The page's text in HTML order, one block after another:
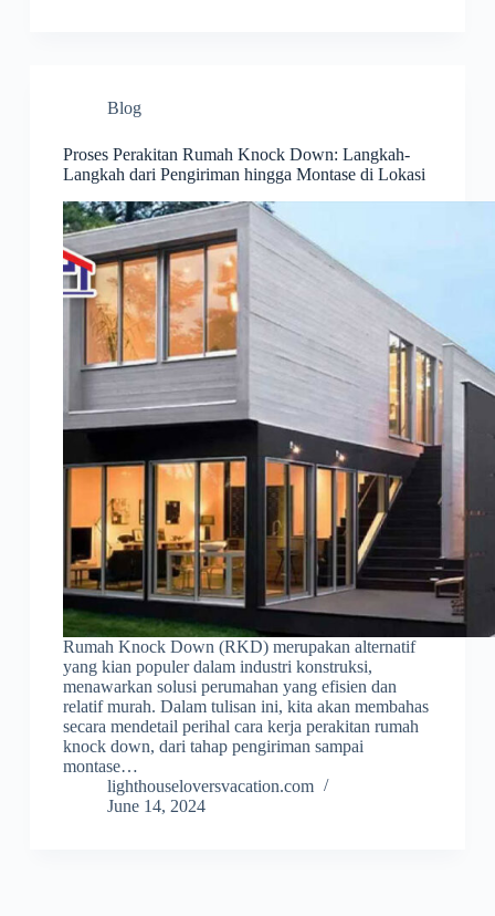
Blog
Proses Perakitan Rumah Knock Down: Langkah-
Langkah dari Pengiriman hingga Montase di Lokasi
Rumah Knock Down (RKD) merupakan alternatif
yang kian populer dalam industri konstruksi,
menawarkan solusi perumahan yang efisien dan
relatif murah. Dalam tulisan ini, kita akan membahas
secara mendetail perihal cara kerja perakitan rumah
knock down, dari tahap pengiriman sampai
montase…
lighthouseloversvacation.com
June 14, 2024